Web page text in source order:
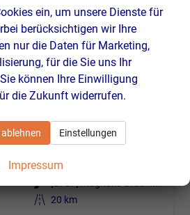
Tage Neuwagen
Getriebe
Kilometerstand 20 km
ein, um unsere Dienste für
berücksichtigen wir Ihre
nur die Daten für Marketing,
für die Sie uns Ihr
können Ihre Einwilligung
die Zukunft widerrufen.
ablehnen Einstellungen
Impressum